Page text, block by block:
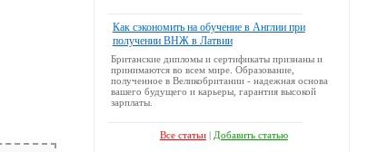
Как сэкономить на обучение в Англии при
получении ВНЖ в Латвии
Британские дипломы и сертификаты признаны и
принимаются во всем мире. Образование,
полученное в Великобритании - надежная основа
вашего будущего и карьеры, гарантия высокой
зарплаты.
Все статьи| Добавить статью